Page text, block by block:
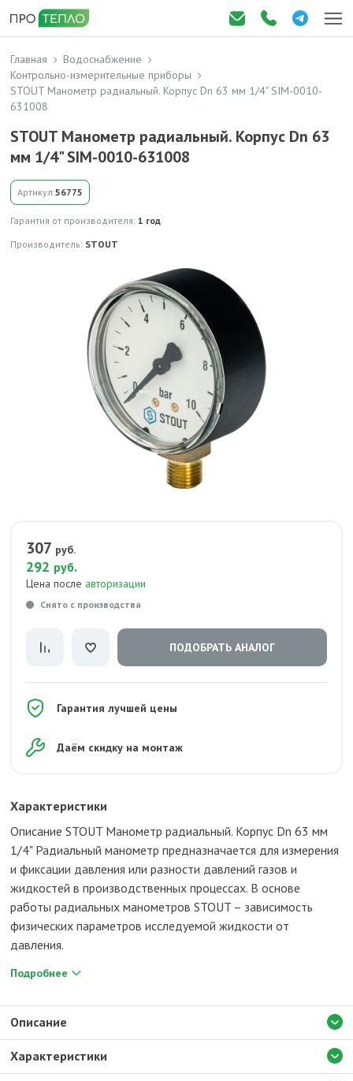
Главная
Водоснабжение
Контрольно-измерительные приборы
STOUT Манометр радиальный. Корпус Dn 63 мм 1/4" SIM-0010-
631008
STOUT Манометр радиальный. Корпус Dn 63
мм 1/4" SIM-0010-631008
Артикул:56775
Гарантия от производителя: 1 год
Производитель: STOUT
307 руб.
292 руб.
Цена после авторизации
Снято с производства
ПОДОБРАТЬ АНАЛОГ
Гарантия лучшей цены
Даём скидку на монтаж
Характеристики
Описание STOUT Манометр радиальный. Корпус Dn 63 мм
1/4" Радиальный манометр предназначается для измерения
и фиксации давления или разности давлений газов и
жидкостей в производственных процессах. В основе
работы радиальных манометров STOUT – зависимость
физических параметров исследуемой жидкости от
давления.
Подробнее
Описание
Характеристики